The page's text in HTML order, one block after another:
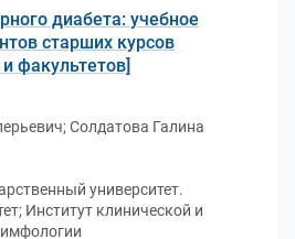
диабета: учебное
старших курсов
факультетов]
Солдатова Галина
университет.
Институт клинической и